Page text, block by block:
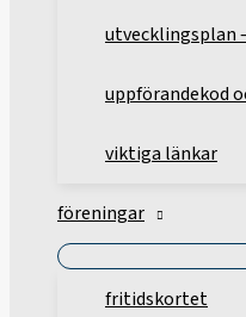
utvecklingsplan
uppförandekod
viktiga länkar
föreningar
fritidskortet